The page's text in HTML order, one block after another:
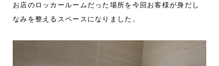
お店のロッカールームだった場所を今回お客様が身だし
なみを整えるスペースになりました。